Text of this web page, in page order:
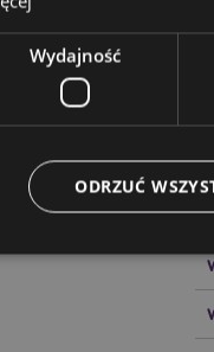
polistyrenowych.
go wywrócić na
Wydajność
ODRZUĆ